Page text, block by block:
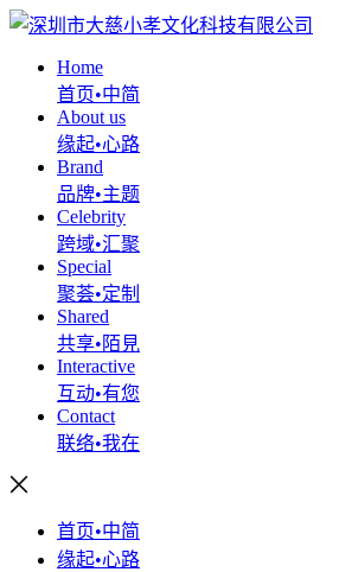
Home
首页•中简
About us
缘起•心路
Brand
品牌•主题
Celebrity
跨域•汇聚
Special
聚荟•定制
Shared
共享•陌見
Interactive
互动•有您
Contact
联络•我在
首页•中简
缘起•心路